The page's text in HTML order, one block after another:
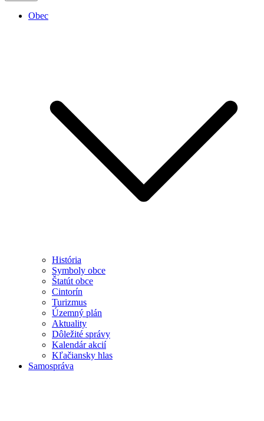
Obec
História
Symboly obce
Štatút obce
Cintorín
Turizmus
Územný plán
Aktuality
Dôležité správy
Kalendár akcií
Kľačiansky hlas
Samospráva